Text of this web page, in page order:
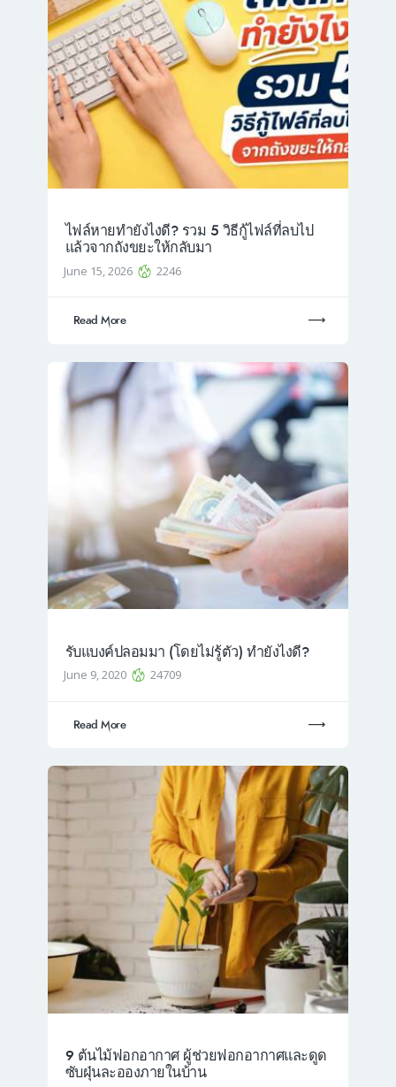
ไฟล์หายทำยังไงดี? รวม 5 วิธีกู้ไฟล์ที่ลบไป
แล้วจากถังขยะให้กลับมา
June 15, 2026 2246
Read More
รับแบงค์ปลอมมา (โดยไม่รู้ตัว) ทำยังไงดี?
June 9, 2020 24709
Read More
9 ต้นไม้ฟอกอากาศ ผู้ช่วยฟอกอากาศและดูด
ซับฝุ่นละอองภายในบ้าน